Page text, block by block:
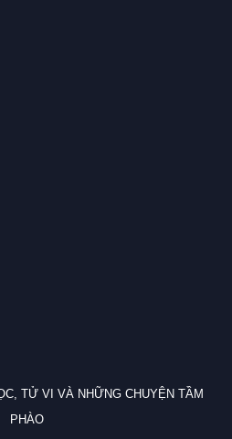
TỬ VI VÀ NHỮNG CHUYỆN TẦM
PHÀO